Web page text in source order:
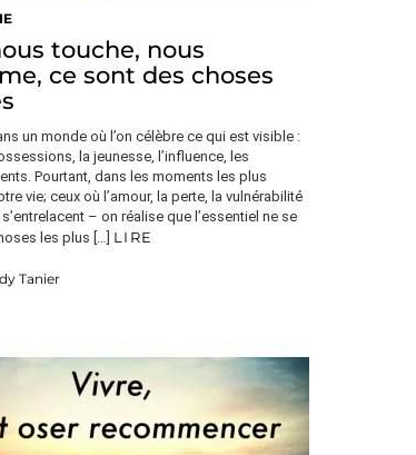
touche, nous
ce sont des choses
un monde où l’on célèbre ce qui est visible :
la jeunesse, l’influence, les
Pourtant, dans les moments les plus
vie; ceux où l’amour, la perte, la vulnérabilité
– on réalise que l’essentiel ne se
les plus […] LIRE
Tanier